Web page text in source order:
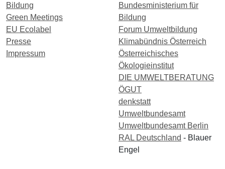
Bildung
Green Meetings
EU Ecolabel
Presse
Impressum
Bundesministerium für
Bildung
Forum Umweltbildung
Klimabündnis Österreich
Österreichisches
Ökologieinstitut
DIE UMWELTBERATUNG
ÖGUT
denkstatt
Umweltbundesamt
Umweltbundesamt Berlin
RAL Deutschland - Blauer
Engel